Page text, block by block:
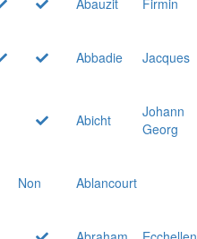
Abbadie
Jacques
Abicht
Johann
Georg
Non
Ablancourt